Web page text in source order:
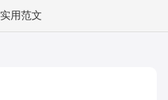
实用范文